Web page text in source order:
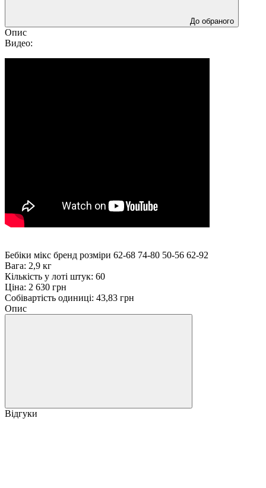
До обраного
Опис
Видео:
Бебіки мікс бренд розміри 62-68 74-80 50-56 62-92
Вага: 2,9 кг
Кількість у лоті штук: 60
Ціна: 2 630 грн
Собівартість одиниці: 43,83 грн
Опис
Відгуки